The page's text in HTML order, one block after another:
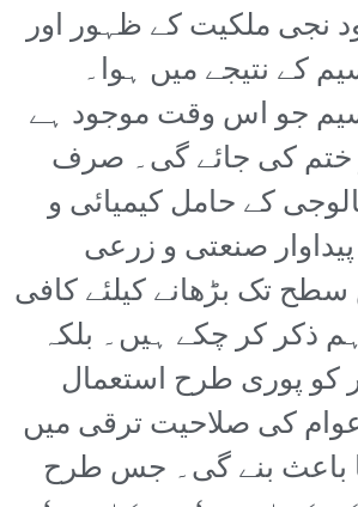
نجی ملکیت کے ظہور اور
کے نتیجے میں ہوا۔
جو اس وقت موجود ہے
ختم کی جائے گی۔ صرف
کے حامل کیمیائی و
صنعتی و زرعی
سطح تک بڑھانے کیلئے کافی
ذکر کر چکے ہیں۔ بلکہ
کو پوری طرح استعمال
کی صلاحیت ترقی میں
باعث بنے گی۔ جس طرح